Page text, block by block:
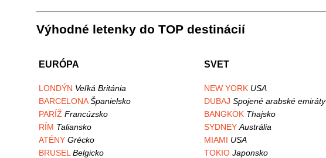
Výhodné letenky do TOP destinácií
EURÓPA SVET
LONDÝN Veľká Británia NEW YORK USA
BARCELONA Španielsko DUBAJ Spojené arabské emiráty
PARÍŽ Francúzsko BANGKOK Thajsko
RÍM Taliansko SYDNEY Austrália
ATÉNY Grécko MIAMI USA
BRUSEL Belgicko TOKIO Japonsko